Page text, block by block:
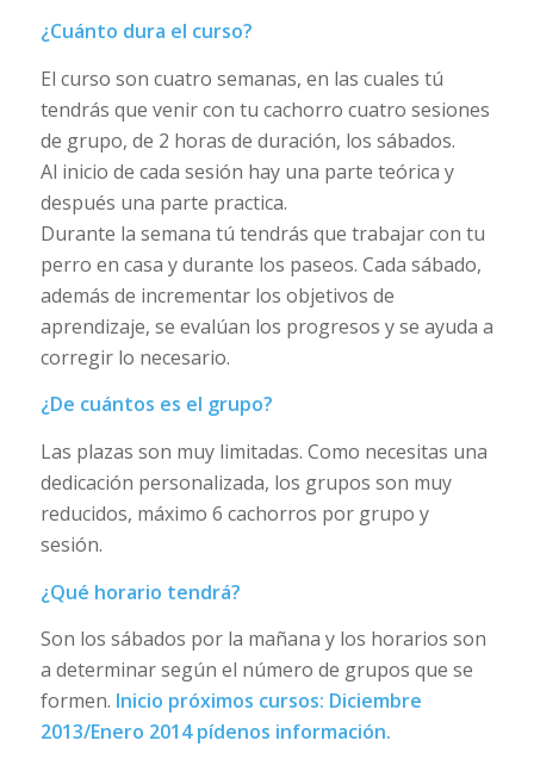
¿Cuánto dura el curso?
El curso son cuatro semanas, en las cuales tú
tendrás que venir con tu cachorro cuatro sesiones
de grupo, de 2 horas de duración, los sábados.
Al inicio de cada sesión hay una parte teórica y
después una parte practica.
Durante la semana tú tendrás que trabajar con tu
perro en casa y durante los paseos. Cada sábado,
además de incrementar los objetivos de
aprendizaje, se evalúan los progresos y se ayuda a
corregir lo necesario.
¿De cuántos es el grupo?
Las plazas son muy limitadas. Como necesitas una
dedicación personalizada, los grupos son muy
reducidos, máximo 6 cachorros por grupo y
sesión.
¿Qué horario tendrá?
Son los sábados por la mañana y los horarios son
a determinar según el número de grupos que se
formen. Inicio próximos cursos: Diciembre
2013/Enero 2014 pídenos información.